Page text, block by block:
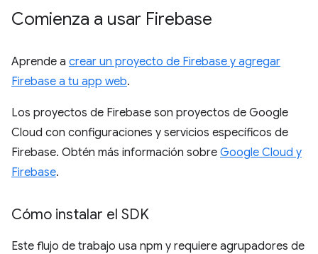
Comienza a usar Firebase
Aprende a crear un proyecto de Firebase y agregar
Firebase a tu app web.
Los proyectos de Firebase son proyectos de Google
Cloud con configuraciones y servicios específicos de
Firebase. Obtén más información sobre Google Cloud y
Firebase.
Cómo instalar el SDK
Este flujo de trabajo usa npm y requiere agrupadores de